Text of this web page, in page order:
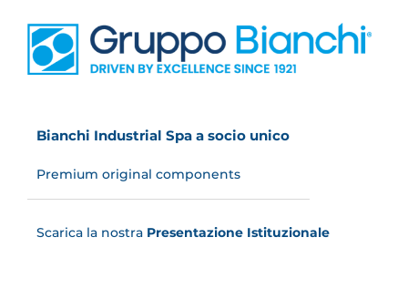
Bianchi Industrial Spa a socio unico
Premium original components
Scarica la nostra Presentazione Istituzionale